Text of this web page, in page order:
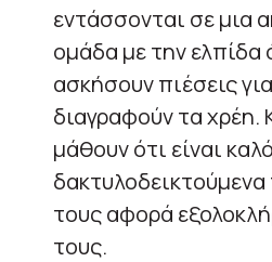
εντάσσονται σε μια
ομάδα με την ελπίδα
ασκήσουν πιέσεις
διαγραφούν τα χρέη.
μάθουν ότι είναι
τους αφορά
τους.